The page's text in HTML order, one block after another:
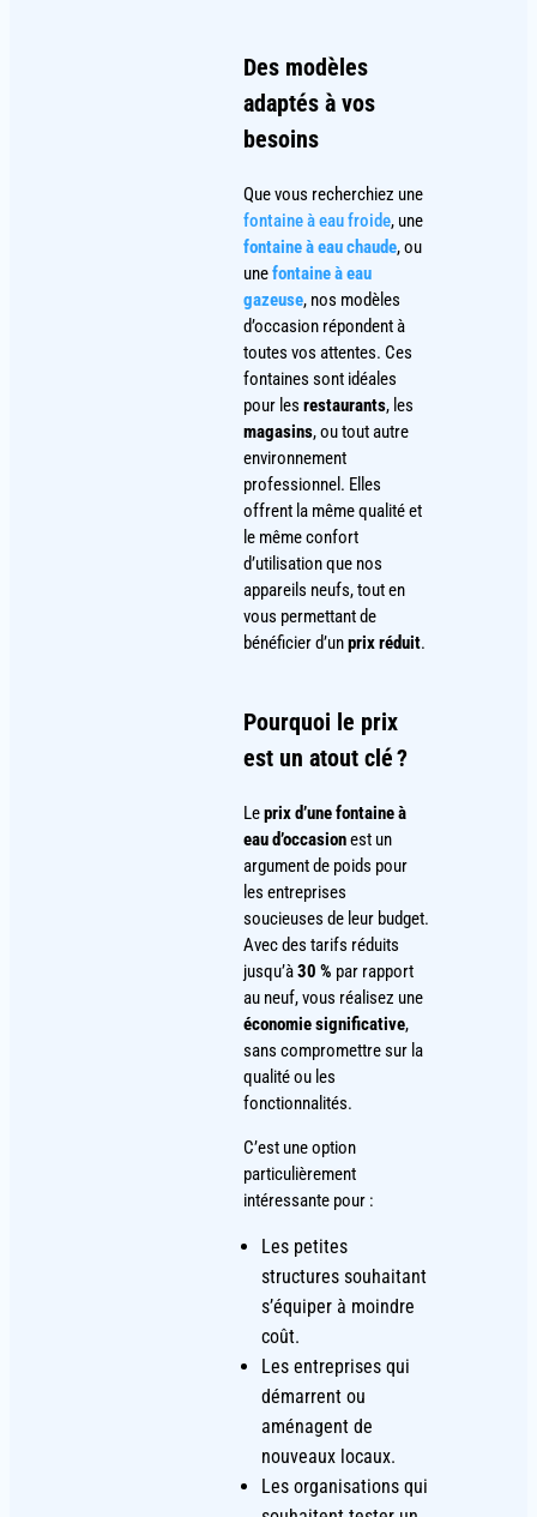
Des modèles
adaptés à vos
besoins
Que vous recherchiez une
fontaine à eau froide, une
fontaine à eau chaude, ou
unefontaine à eau
gazeuse, nos modèles
d’occasion répondent à
toutes vos attentes. Ces
fontaines sont idéales
pour lesrestaurants, les
magasins, ou tout autre
environnement
professionnel. Elles
offrent la même qualité et
le même confort
d’utilisation que nos
appareils neufs, tout en
vous permettant de
bénéficier d’unprix réduit.
Pourquoi le prix
est un atout clé ?
Leprix d’une fontaine à
eau d’occasionest un
argument de poids pour
les entreprises
soucieuses de leur budget.
Avec des tarifs réduits
jusqu’à30 % par rapport
au neuf, vous réalisez une
économie significative,
sans compromettre sur la
qualité ou les
fonctionnalités.
C’est une option
particulièrement
intéressante pour :
Les petites
structures souhaitant
s’équiper à moindre
coût.
Les entreprises qui
démarrent ou
aménagent de
nouveaux locaux.
Les organisations qui